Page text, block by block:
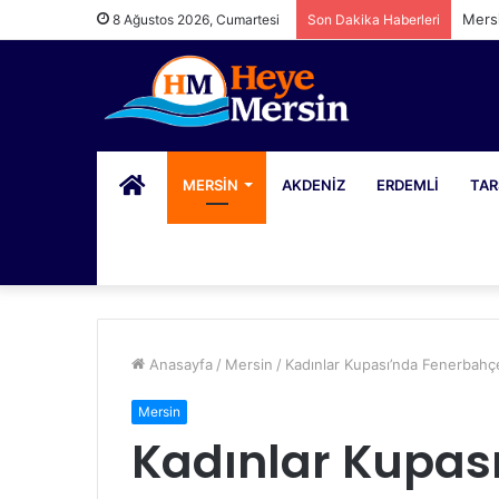
8 Ağustos 2026, Cumartesi Son Dakika Haberleri
PORTALMERSIN AKDENIZ ERDEMLI
Anasayfa / Mersin / Kadınlar Kupası’nda
Mersin
Kadınlar